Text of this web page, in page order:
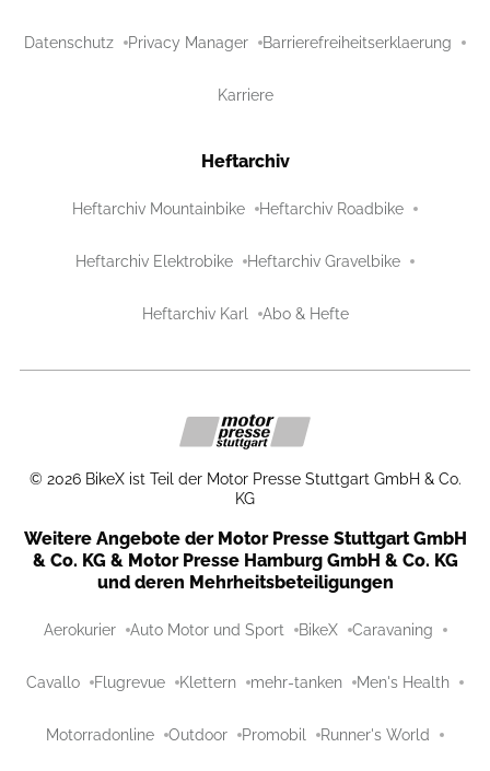
Datenschutz Privacy Manager Barrierefreiheitserklaerung
Karriere
Heftarchiv
Heftarchiv Mountainbike Heftarchiv Roadbike
Heftarchiv Elektrobike Heftarchiv Gravelbike
Heftarchiv Karl Abo & Hefte
© 2026 BikeX ist Teil der Motor Presse Stuttgart GmbH & Co.
KG
Weitere Angebote der Motor Presse Stuttgart GmbH
& Co. KG & Motor Presse Hamburg GmbH & Co. KG
und deren Mehrheitsbeteiligungen
Aerokurier Auto Motor und Sport BikeX Caravaning
Cavallo Flugrevue Klettern mehr-tanken Men's Health
Motorradonline Outdoor Promobil Runner's World